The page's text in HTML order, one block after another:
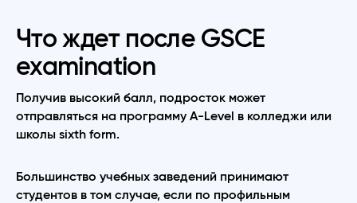
Что ждет после GSCE
examination
Получив высокий балл, подросток может
отправляться на программу A-Level в колледжи или
школы sixth form.
Большинство учебных заведений принимают
студентов в том случае, если по профильным